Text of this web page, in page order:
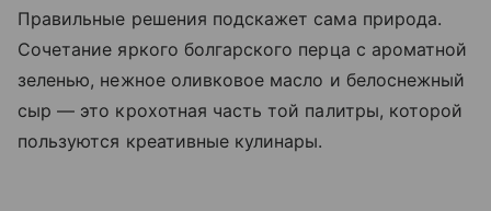
Правильные решения подскажет сама природа.
Сочетание яркого болгарского перца с ароматной
зеленью, нежное оливковое масло и белоснежный
сыр — это крохотная часть той палитры, которой
пользуются креативные кулинары.